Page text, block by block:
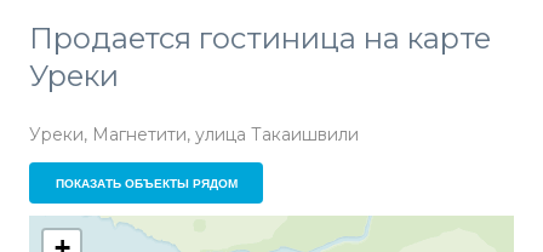
Продается гостиница на карте
Уреки
Уреки, Магнетити, улица Такаишвили
ПОКАЗАТЬ ОБЪЕКТЫ РЯДОМ